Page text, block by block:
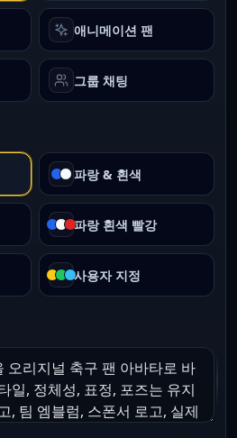
애니메이션 팬
그룹 채팅
파랑 & 흰색
파랑 흰색 빨강
사용자 지정